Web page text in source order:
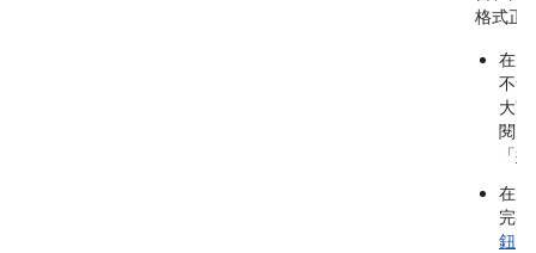
格式正
在
不
大
閱「
「行
在
完
鈕